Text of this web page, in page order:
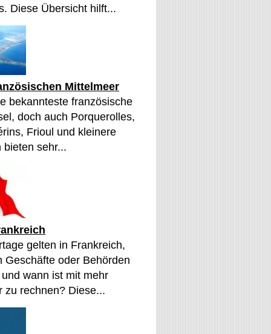
Diese Übersicht hilft...
Mittelmeer
bekannteste französische
doch auch Porquerolles,
Frioul und kleinere
bieten sehr...
gelten in Frankreich,
Geschäfte oder Behörden
wann ist mit mehr
zu rechnen? Diese...